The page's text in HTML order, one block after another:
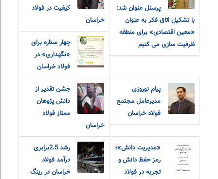
پرسنل عنوان شد:
با تشکیل اتاق فکر به عنوان
«معین اقتصادی» برای منطقه
ظرفیت سازی می کنیم
کیفیت در فولاد
خراسان
چهار ستاره برای
«نگهداری» در
فولاد خراسان
پیام نوروزی
مدیرعامل مجتمع
فولاد خراسان
جشن تقدیر از
دانش پژوهان
ممتاز فولاد
خراسان
«مديريت دانش»؛
رمز حفظ دانش و
تجربه در فولاد
رشد 2.5برابری
درآمد فولاد
خراسان در رینگ